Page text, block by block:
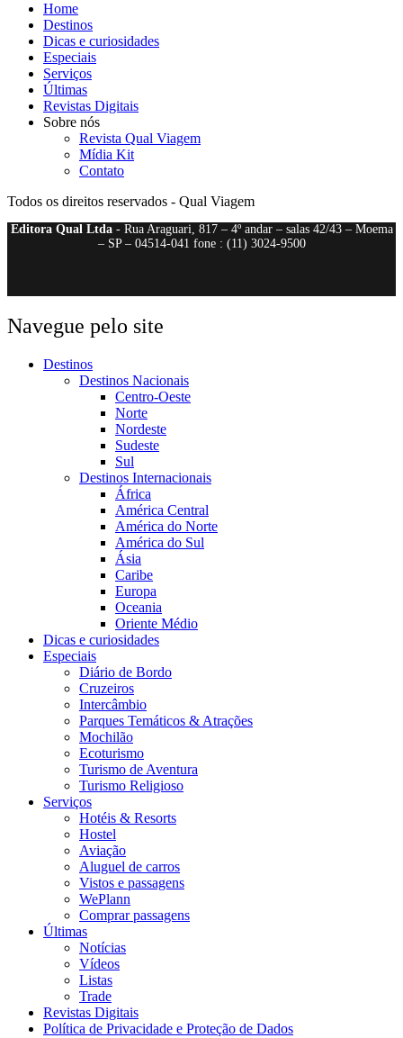
Home
Destinos
Dicas e curiosidades
Especiais
Serviços
Últimas
Revistas Digitais
Sobre nós
Revista Qual Viagem
Mídia Kit
Contato
Todos os direitos reservados - Qual Viagem
Editora Qual Ltda- Rua Araguari, 817 – 4º andar – salas 42/43 – Moema
– SP – 04514-041 fone : (11) 3024-9500
Navegue pelo site
Destinos
Destinos Nacionais
Centro-Oeste
Norte
Nordeste
Sudeste
Sul
Destinos Internacionais
África
América Central
América do Norte
América do Sul
Ásia
Caribe
Europa
Oceania
Oriente Médio
Dicas e curiosidades
Especiais
Diário de Bordo
Cruzeiros
Intercâmbio
Parques Temáticos & Atrações
Mochilão
Ecoturismo
Turismo de Aventura
Turismo Religioso
Serviços
Hotéis & Resorts
Hostel
Aviação
Aluguel de carros
Vistos e passagens
WePlann
Comprar passagens
Últimas
Notícias
Vídeos
Listas
Trade
Revistas Digitais
Política de Privacidade e Proteção de Dados